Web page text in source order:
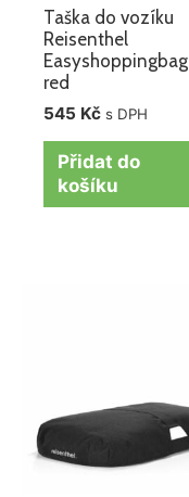
Taška do vozíku
Reisenthel
Easyshoppingbag
red
545 Kč s DPH
Přidat do
košíku